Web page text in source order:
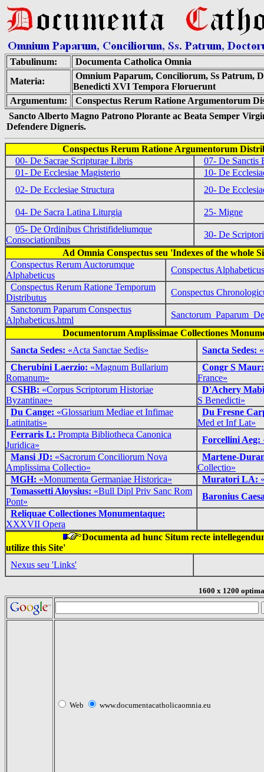
Tabulinum:
Documenta Catholica Omnia
Materia:
Omnium Paparum, Conciliorum, Ss Patrum,
Benedicti XVI Tempora Floruerunt
Argumentum:
Conspectus Rerum Ratione Argumentorum
Sancto Alberto Magno Patrono Plorante ac Beata Semper
Defendere Digneris.
Conspectus Rerum Ratione Argumentorum
00- De Sacrae Scripturae Libris
07- De Sanctis
01- De Ecclesiae Magisterio
10- De
02- De Ecclesiae Structura
20- De
04- De Sacra Latina Liturgia
25- Migne
05- De Ordinibus Christifideliumque
Consociationibus
30- De
Ad Omnia Conspectus seu 'Indexes of the whole
Conspectus Rerum Auctorumque
Alphabeticus
Conspectus
Conspectus Rerum Ratione Temporum
Distributus
Conspectus
Sanctorum Paparum Conspectus
Alphabeticus.html
Documentorum Amplissimae Collectiones
Sancta Sedes: «Acta Sanctae Sedis» Sancta Sedes:
Cherubini Laerzio: «Magnum Bullarium
Romanum»
Congr S
France»
CSHB: «Corpus Scriptorum Historiae
Byzantinae»
D'Achery
S Benedicti»
Du Cange: «Glossarium Mediae et Infimae
Latinitatis»
Du Fresne
Med et Inf Lat»
Ferraris L: Prompta Bibliotheca Canonica
Juridica»
Forcellini Aeg:
Mansi JD: «Sacrorum Conciliorum Nova
Amplissima Collectio»
Martene-
Collectio»
MGH: «Monumenta Germaniae Historica» Muratori LA:
Tomassetti Aloysius: «Bull Dipl Priv Sanc Rom
Pont»
Baronius
Reliquae Collectiones Monumentaque:
XXXVII Opera
Documenta ad hunc Situm recte
utilize this Site'
Nexus seu 'Links'
1600 x 1200
Web www.documentacatholicaomnia.eu